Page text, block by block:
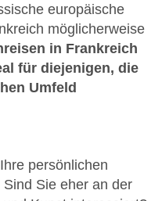
europäische
möglicherweise
in Frankreich
für diejenigen, die
Umfeld
persönlichen
Sie eher an der